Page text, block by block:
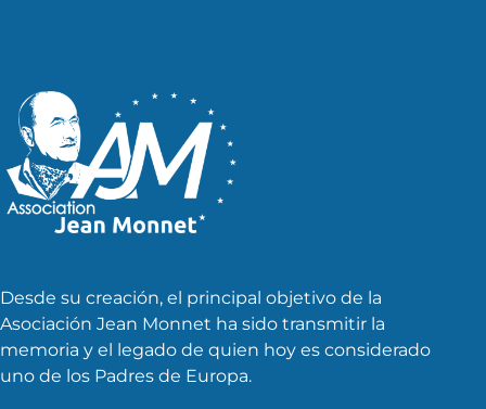
Desde su creación, el principal objetivo de la
Asociación Jean Monnet ha sido transmitir la
memoria y el legado de quien hoy es considerado
uno de los Padres de Europa.